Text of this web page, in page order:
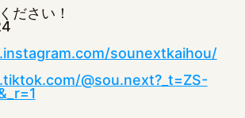
ださい！
sounextkaihou/
@sou.next?_t=ZS-